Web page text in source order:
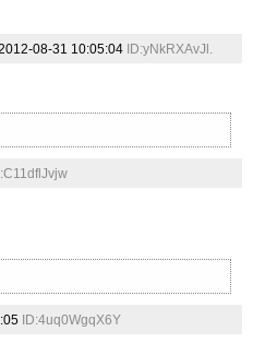
08-31 10:05:04 ID:yNkRXAvJl.
ID:4uq0WgqX6Y